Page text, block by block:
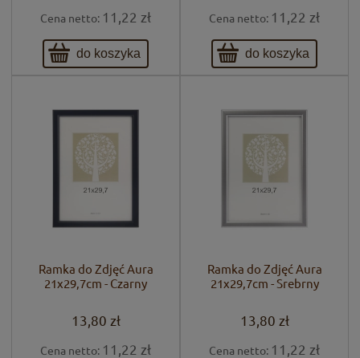
Cena netto: 11,22 zł
do koszyka
Cena netto: 11,22 zł
do koszyka
Ramka do Zdjęć Aura
21x29,7cm - Czarny
13,80 zł
Cena netto: 11,22 zł
Ramka do Zdjęć Aura
21x29,7cm - Srebrny
13,80 zł
Cena netto: 11,22 zł